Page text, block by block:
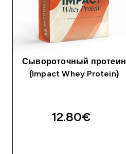
Сывороточный протеин
(Impact Whey Protein)
12.80€‎